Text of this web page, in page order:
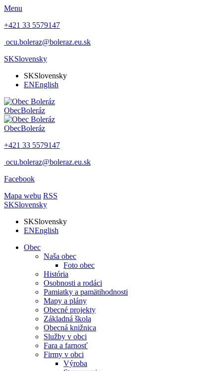
Menu
+421 33 5579147
ocu.boleraz@boleraz.eu.sk
SKSlovensky
SKSlovensky
ENEnglish
ObecBoleráz
ObecBoleráz
+421 33 5579147
ocu.boleraz@boleraz.eu.sk
Facebook
Mapa webu RSS
SKSlovensky
SKSlovensky
ENEnglish
Obec
Naša obec
Foto obec
História
Osobnosti a rodáci
Pamiatky a pamätihodnosti
Mapy a plány
Obecné projekty
Základná škola
Obecná knižnica
Služby v obci
Fara a farnosť
Firmy v obci
Výroba